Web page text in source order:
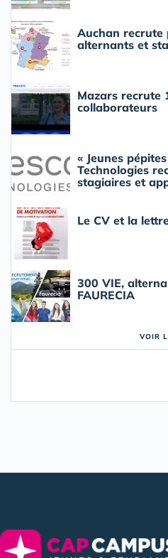
Auchan recrute
alternants et
Mazars recrute
collaborateurs
« Jeunes
Technologies
stagiaires et
Le CV et la
300 VIE,
FAURECIA
VOIR